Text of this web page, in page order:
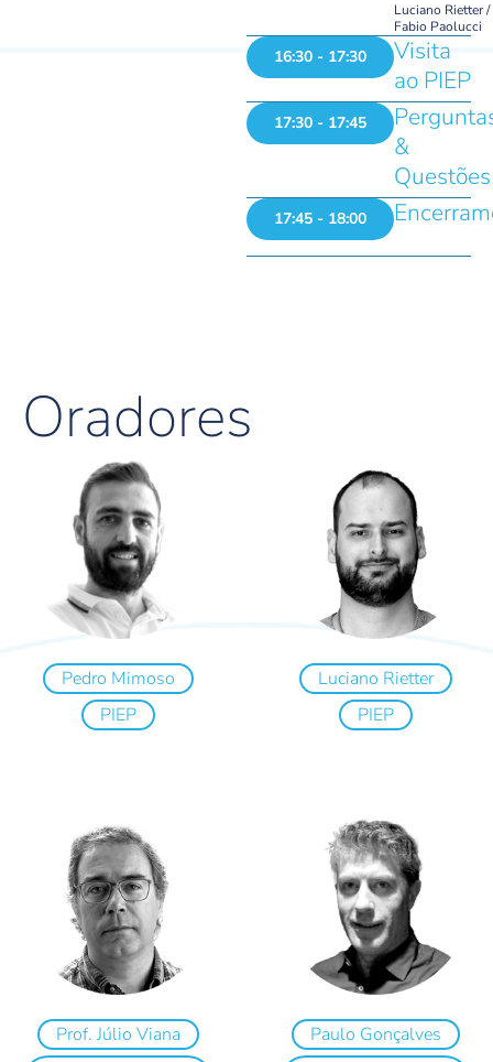
Luciano Rietter /
Fabio Paolucci
16:30 - 17:30
Visita
ao PIEP
17:30 - 17:45
&
Questões
17:45 - 18:00
Oradores
Pedro Mimoso
PIEP
Luciano Rietter
PIEP
Prof. Júlio Viana
Paulo Gonçalves